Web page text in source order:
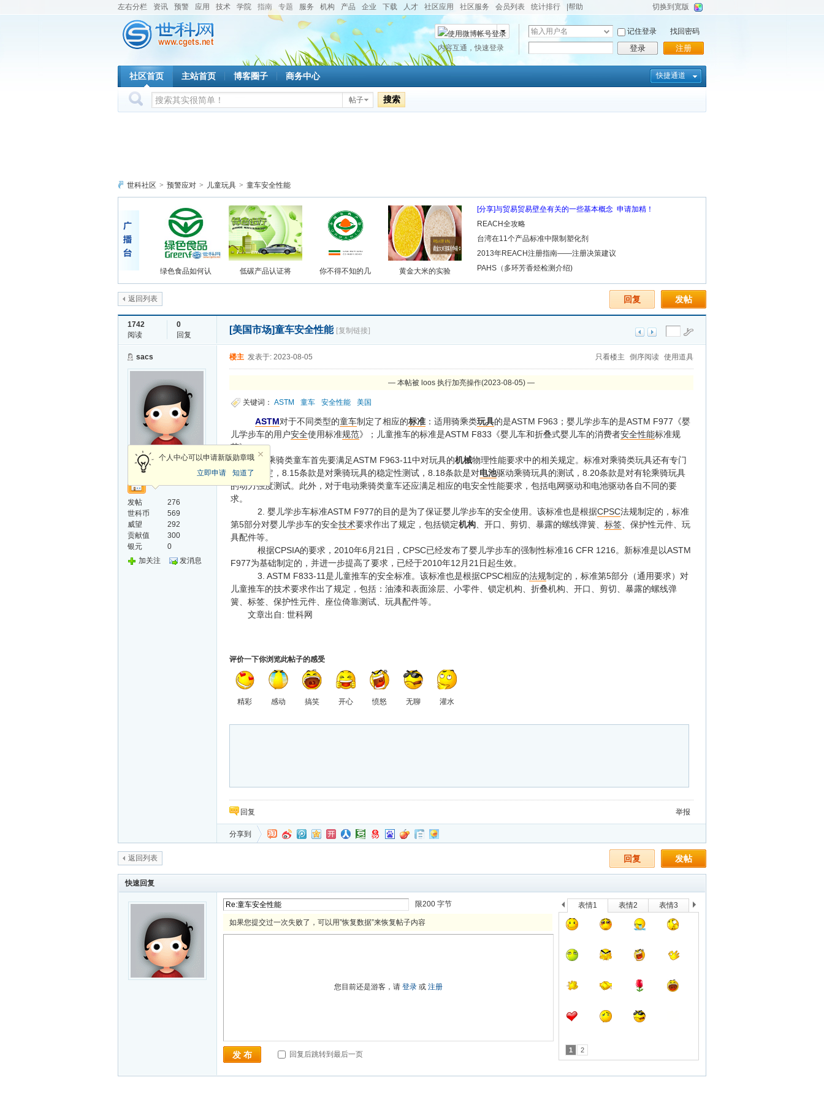
切换到宽版
左右分栏 资讯 预警 应用 技术 学院 指南 专题 服务 机构 产品 企业 下载 人才 社区应用 社区服务 会员列表 统计排行 |帮助
用
户
名
记住登录
登录
找回密码
注册
微博帐号登录
内容互通，快速登录
快捷通道
社区首页 主站首页 博客圈子 商务中心
帖子 搜索
世科社区 > 预警应对 > 儿童玩具 > 童车安全性能
绿色食品如何认 低碳产品认证将 你不得不知的几 黄金大米的实验
[分享]与贸易贸易壁垒有关的一些基本概念 申请加精！
REACH全攻略
台湾在11个产品标准中限制塑化剂
2013年REACH注册指南——注册决策建议
PAHS（多环芳香烃检测介绍)
发帖
回复
返回列表
1742
阅读
0
回复
[美国市场]童车安全性能 [复制链接]
sacs
荣誉会员 个人中心可以申请新版勋章哦
立即申请
知道了
发帖
276
世科币
569
威望
292
贡献值
300
银元
0
加关注
发消息
只看楼主 倒序阅读 使用道具
楼主 发表于: 2023-08-05
— 本帖被 loos 执行加亮操作(2023-08-05) —
关键词： ASTM 童车 安全性能 美国
ASTM对于不同类型的童车制定了相应的标准 ：适用骑乘类玩具的是ASTM F963；婴儿学步车的是ASTM F977《婴
儿学步车的用户安全使用标准规范》；儿童推车的标准是ASTM F833《婴儿车和折叠式婴儿车的消费者安全性能标准规
范》。
1. 乘骑类童车首先要满足ASTM F963-11中对玩具的机械物理性能要求中的相关规定。标准对乘骑类玩具还有专门
的测试 规定，8.15条款是对乘骑玩具的稳定性测试，8.18条款是对电池驱动乘骑玩具的测试，8.20条款是对有轮乘骑玩具
的动力强度测试。此外，对于电动乘骑类童车还应满足相应的电安全性能要求，包括电网驱动和电池驱动各自不同的要
求。
2. 婴儿学步车标准ASTM F977的目的是为了保证婴儿学步车的安全使用。该标准也是根据CPSC法规制定的，标准
第5部分对婴儿学步车的安全技术要求作出了规定，包括锁定机构 、开口、剪切、暴露的螺线弹簧、 标签 、保护性元件、玩
具配件等。
根据CPSIA的要求，2010年6月21日，CPSC已经发布了婴儿学步车的强制性标准16 CFR 1216。新标准是以ASTM
F977为基础制定的，并进一步提高了要求，已经于2010年12月21日起生效。
3. ASTM F833-11是儿童推车的安全标准。该标准也是根据CPSC相应的法规制定的，标准第5部分（通用要求）对
儿童推车的技术要求作出了规定，包括：油漆和表面涂层、小零件、锁定机构、折叠机构、开口、剪切、暴露的螺线弹
簧、标签、保护性元件、座位倚靠测试、玩具配件等。
文章出自: 世科网
评价一下你浏览此帖子的感受
精彩 感动 搞笑 开心 愤怒 无聊 灌水
回复 举报
分享到
发帖
回复
返回列表
快速回复
限200 字节
如果您提交过一次失败了，可以用”恢复数据”来恢复帖子内容
您目前还是游客，请 登录 或 注册
发 布 回复后跳转到最后一页
上
一
个
下
表情1 表情2 表情3
1 2